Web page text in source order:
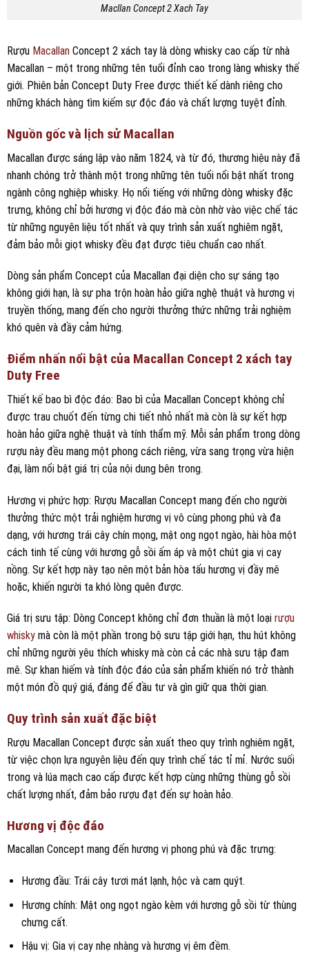
Macllan Concept 2 Xach Tay
Rượu Macallan Concept 2 xách tay là dòng whisky cao cấp từ nhà
Macallan – một trong những tên tuổi đỉnh cao trong làng whisky thế
giới. Phiên bản Concept Duty Free được thiết kế dành riêng cho
những khách hàng tìm kiếm sự độc đáo và chất lượng tuyệt đỉnh.
Nguồn gốc và lịch sử Macallan
Macallan được sáng lập vào năm 1824, và từ đó, thương hiệu này đã
nhanh chóng trở thành một trong những tên tuổi nổi bật nhất trong
ngành công nghiệp whisky. Họ nổi tiếng với những dòng whisky đặc
trưng, không chỉ bởi hương vị độc đáo mà còn nhờ vào việc chế tác
từ những nguyên liệu tốt nhất và quy trình sản xuất nghiêm ngặt,
đảm bảo mỗi giọt whisky đều đạt được tiêu chuẩn cao nhất.
Dòng sản phẩm Concept của Macallan đại diện cho sự sáng tạo
không giới hạn, là sự pha trộn hoàn hảo giữa nghệ thuật và hương vị
truyền thống, mang đến cho người thưởng thức những trải nghiệm
khó quên và đầy cảm hứng.
Điểm nhấn nổi bật của Macallan Concept 2 xách tay
Duty Free
Thiết kế bao bì độc đáo: Bao bì của Macallan Concept không chỉ
được trau chuốt đến từng chi tiết nhỏ nhất mà còn là sự kết hợp
hoàn hảo giữa nghệ thuật và tính thẩm mỹ. Mỗi sản phẩm trong dòng
rượu này đều mang một phong cách riêng, vừa sang trọng vừa hiện
đại, làm nổi bật giá trị của nội dung bên trong.
Hương vị phức hợp: Rượu Macallan Concept mang đến cho người
thưởng thức một trải nghiệm hương vị vô cùng phong phú và đa
dạng, với hương trái cây chín mọng, mật ong ngọt ngào, hài hòa một
cách tinh tế cùng với hương gỗ sồi ấm áp và một chút gia vị cay
nồng. Sự kết hợp này tạo nên một bản hòa tấu hương vị đầy mê
hoặc, khiến người ta khó lòng quên được.
Giá trị sưu tập: Dòng Concept không chỉ đơn thuần là một loại rượu
whisky mà còn là một phần trong bộ sưu tập giới hạn, thu hút không
chỉ những người yêu thích whisky mà còn cả các nhà sưu tập đam
mê. Sự khan hiếm và tính độc đáo của sản phẩm khiến nó trở thành
một món đồ quý giá, đáng để đầu tư và gìn giữ qua thời gian.
Quy trình sản xuất đặc biệt
Rượu Macallan Concept được sản xuất theo quy trình nghiêm ngặt,
từ việc chọn lựa nguyên liệu đến quy trình chế tác tỉ mỉ. Nước suối
trong và lúa mạch cao cấp được kết hợp cùng những thùng gỗ sồi
chất lượng nhất, đảm bảo rượu đạt đến sự hoàn hảo.
Hương vị độc đáo
Macallan Concept mang đến hương vị phong phú và đặc trưng:
Hương đầu: Trái cây tươi mát lạnh, hộc và cam quýt.
Hương chính: Mật ong ngọt ngào kèm với hương gỗ sồi từ thùng
chưng cất.
Hậu vị: Gia vị cay nhẹ nhàng và hương vị êm đềm.